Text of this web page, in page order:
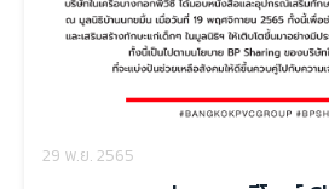
29 พ.ย. 2565